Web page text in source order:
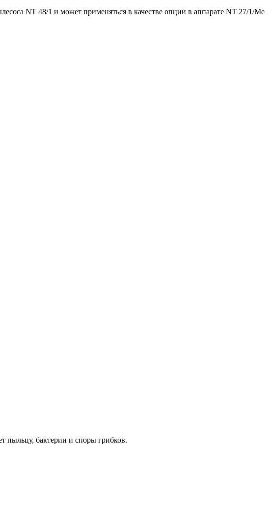
NT 48/1 и может применяться в качестве опции в аппарате NT 27/1/Me
пыльцу, бактерии и споры грибков.